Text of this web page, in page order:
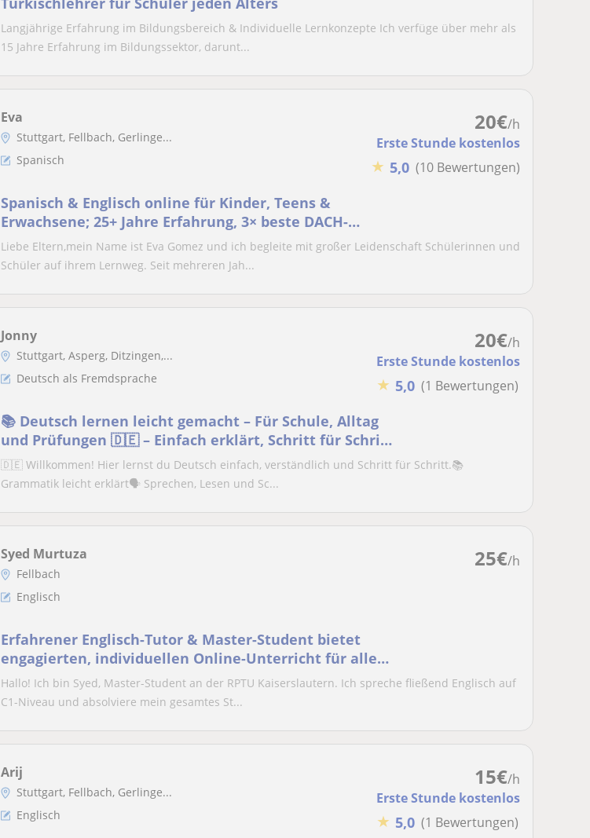
Langjährige Erfahrung im Bildungsbereich & Individuelle Lernkonzepte Ich verfüge über mehr als
15 Jahre Erfahrung im Bildungssektor, darunt...
20€/h
Erste Stunde kostenlos
★ 5,0 (10 Bewertungen)
Eva
Stuttgart, Fellbach, Gerlinge...
Spanisch
Spanisch & Englisch online für Kinder, Teens &
Erwachsene; 25+ Jahre Erfahrung, 3× beste DACH-
Tutorin bei GoStudent
Liebe Eltern,mein Name ist Eva Gomez und ich begleite mit großer Leidenschaft Schülerinnen und
Schüler auf ihrem Lernweg. Seit mehreren Jah...
20€/h
Erste Stunde kostenlos
★ 5,0 (1 Bewertungen)
Jonny
Stuttgart, Asperg, Ditzingen,...
Deutsch als Fremdsprache
📚 Deutsch lernen leicht gemacht – Für Schule, Alltag
und Prüfungen 🇩🇪 – Einfach erklärt, Schritt für Schritt
👨🏻‍🎓👩‍🎓
🇩🇪 Willkommen! Hier lernst du Deutsch einfach, verständlich und Schritt für Schritt.📚
Grammatik leicht erklärt🗣️ Sprechen, Lesen und Sc...
25€/h
Syed Murtuza
Fellbach
Englisch
Erfahrener Englisch-Tutor & Master-Student bietet
engagierten, individuellen Online-Unterricht für alle
Altersgruppen
Hallo! Ich bin Syed, Master-Student an der RPTU Kaiserslautern. Ich spreche fließend Englisch auf
C1-Niveau und absolviere mein gesamtes St...
15€/h
Erste Stunde kostenlos
★ 5,0 (1 Bewertungen)
Arij
Stuttgart, Fellbach, Gerlinge...
Englisch